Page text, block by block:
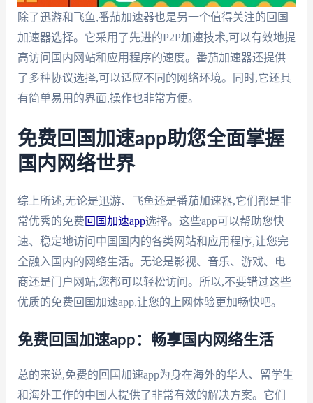
除了迅游和飞鱼,番茄加速器也是另一个值得关注的回国
加速器选择。它采用了先进的P2P加速技术,可以有效地提
高访问国内网站和应用程序的速度。番茄加速器还提供
了多种协议选择,可以适应不同的网络环境。同时,它还具
有简单易用的界面,操作也非常方便。
免费回国加速app助您全面掌握
国内网络世界
综上所述,无论是迅游、飞鱼还是番茄加速器,它们都是非
常优秀的免费回国加速app选择。这些app可以帮助您快
速、稳定地访问中国国内的各类网站和应用程序,让您完
全融入国内的网络生活。无论是影视、音乐、游戏、电
商还是门户网站,您都可以轻松访问。所以,不要错过这些
优质的免费回国加速app,让您的上网体验更加畅快吧。
免费回国加速app：畅享国内网络生活
总的来说,免费的回国加速app为身在海外的华人、留学生
和海外工作的中国人提供了非常有效的解决方案。它们